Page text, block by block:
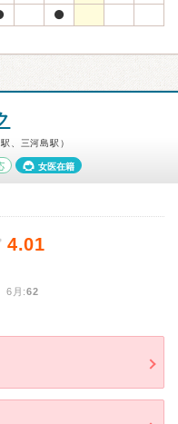
、三河島駅）
女医在籍
4.01
月:62